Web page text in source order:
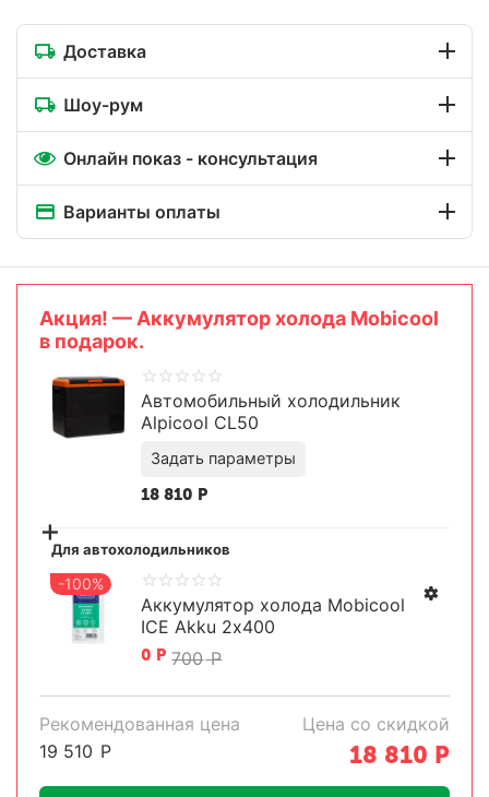
Доставка
Шоу-рум
Онлайн показ - консультация
Варианты оплаты
Aкция! — Аккумулятор холода Mobicool
в подарок.
Автомобильный холодильник
Alpicool CL50
Задать параметры
18 810 Р
+Для автохолодильников
-100%
Аккумулятор холода Mobicool
ICE Akku 2х400
0 Р 700 Р
Рекомендованная цена
19 510 Р
Цена со скидкой
18 810 Р